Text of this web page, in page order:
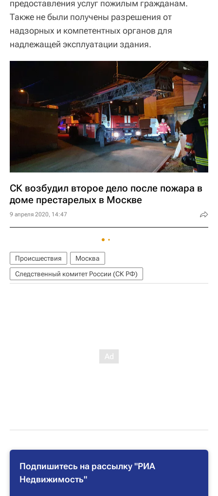
предоставления услуг пожилым гражданам.
Также не были получены разрешения от
надзорных и компетентных органов для
надлежащей эксплуатации здания.
СК возбудил второе дело после пожара в
доме престарелых в Москве
9 апреля 2020, 14:47
Происшествия
Москва
Следственный комитет России (СК РФ)
Подпишитесь на рассылку "РИА
Недвижимость"